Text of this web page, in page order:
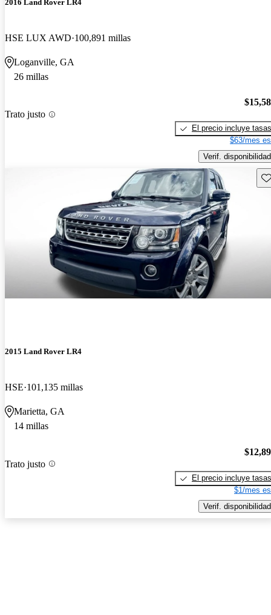
2016 Land Rover LR4
HSE LUX AWD 100,891 millas
Loganville, GA
26 millas
Trato justo
El precio incluye tasas
$63/mes
Verif. disponibilidad
2015 Land Rover LR4
HSE 101,135 millas
Marietta, GA
14 millas
Trato justo
El precio incluye tasas
$1/mes
Verif. disponibilidad